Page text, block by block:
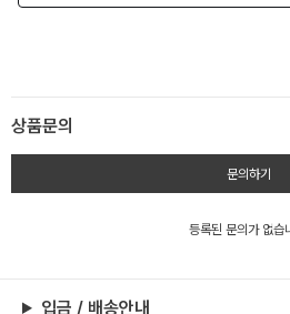
상품문의
문의하기
등록된 문의가 없습
입금 / 배송안내